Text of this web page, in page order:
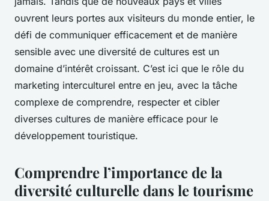
ouvrent leurs portes aux visiteurs du monde entier, le
défi de communiquer efficacement et de manière
sensible avec une diversité de cultures est un
domaine d’intérêt croissant. C’est ici que le rôle du
marketing interculturel entre en jeu, avec la tâche
complexe de comprendre, respecter et cibler
diverses cultures de manière efficace pour le
développement touristique.
Comprendre l’importance de la
diversité culturelle dans le tourisme